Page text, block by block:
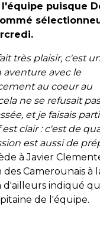
puisque
très plaisir, c'est
avec le
au coeur au
ne se refusait
et je faisais
clair : c'est de
est aussi de
à Javier
Camerounais à
d'ailleurs indiqué
de l'équipe.